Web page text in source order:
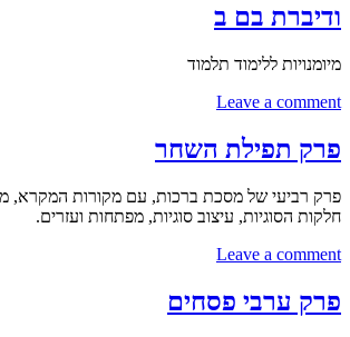
ודיברת בם ב
מיומנויות ללימוד תלמוד
Leave a comment
פרק תפילת השחר
פרק רביעי של מסכת ברכות, עם מקורות המקרא,
חלקות הסוגיות, עיצוב סוגיות, מפתחות ועזרים.
Leave a comment
פרק ערבי פסחים